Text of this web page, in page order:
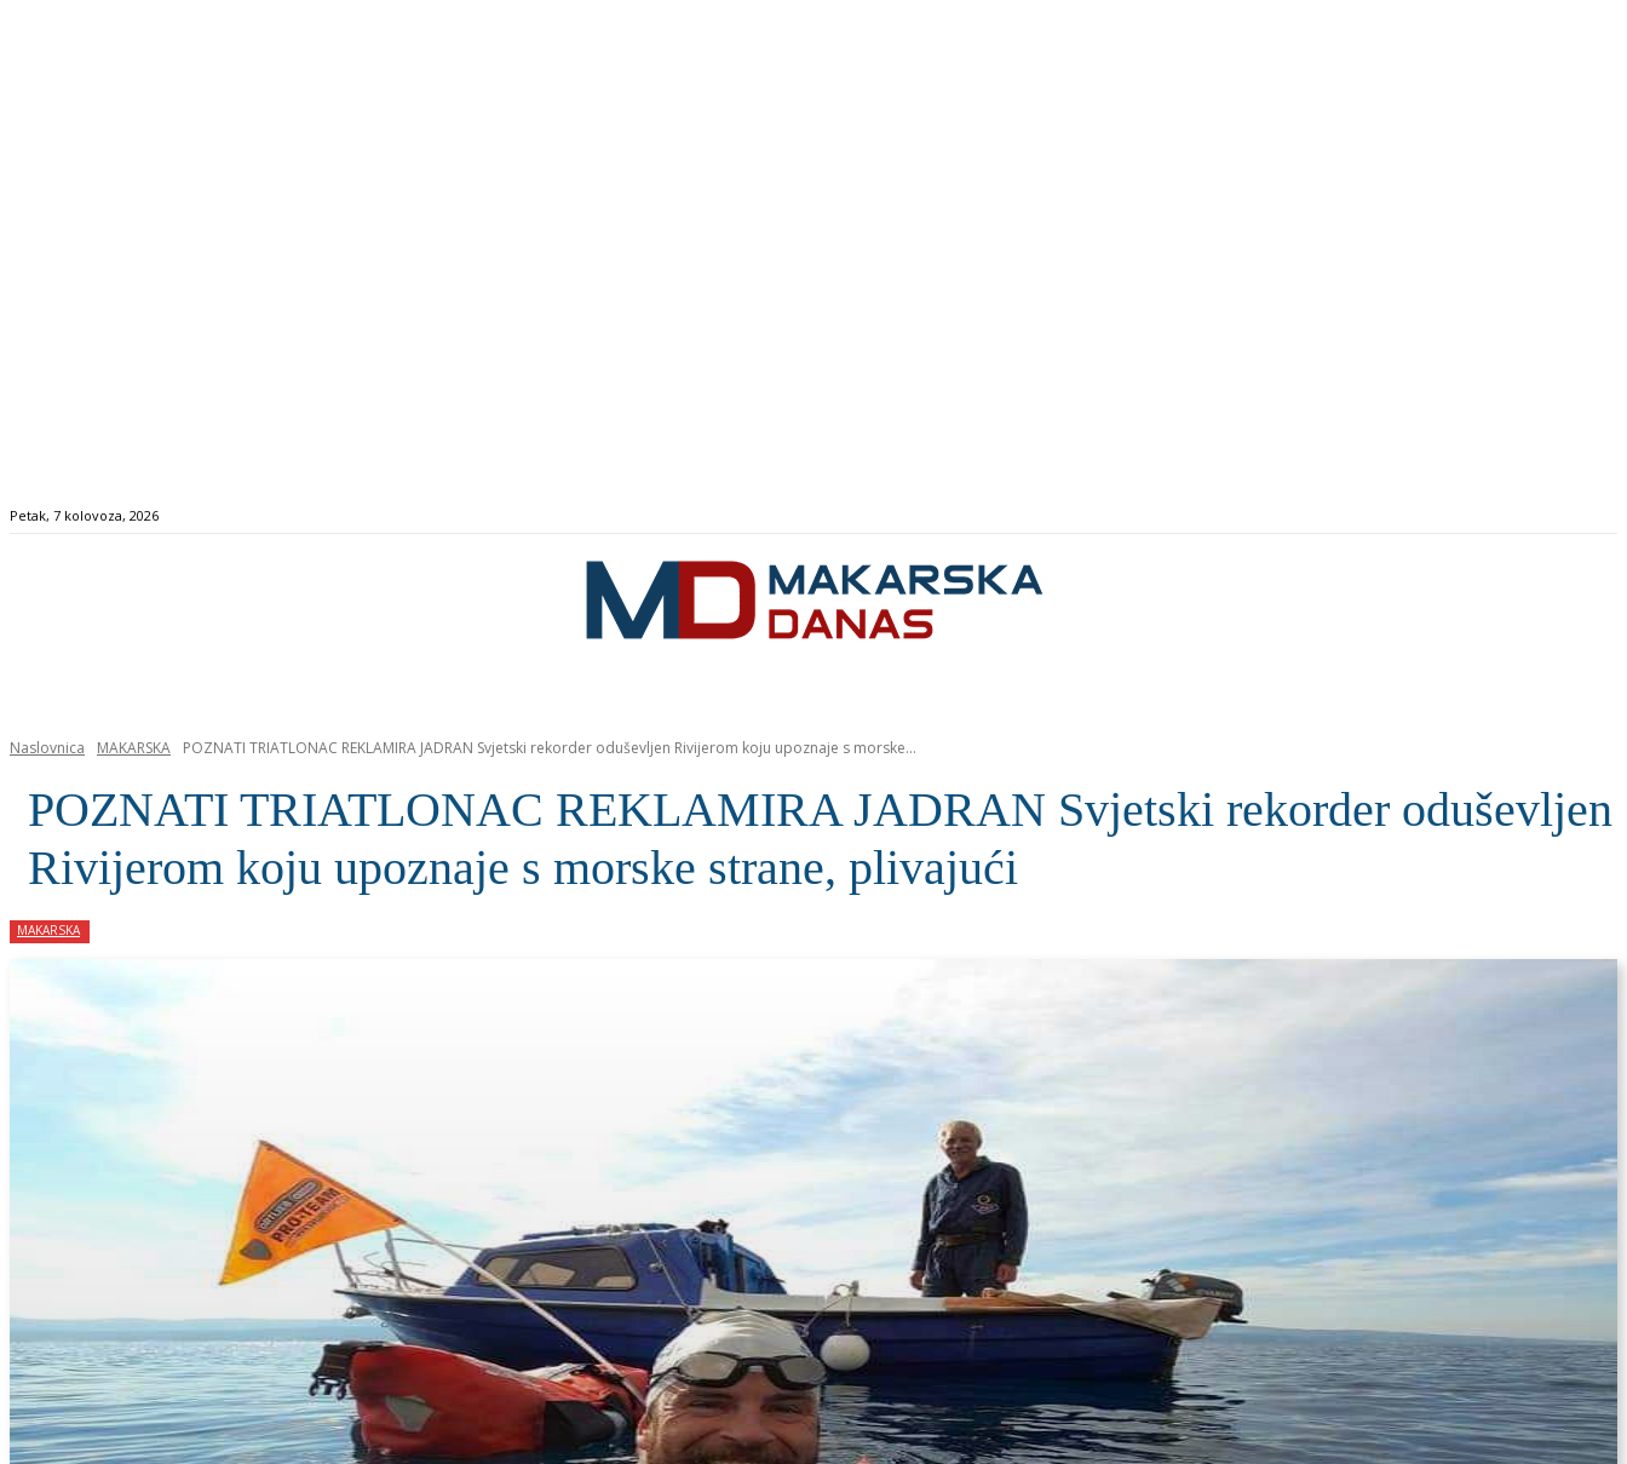
Petak, 7 kolovoza, 2026
Naslovnica MAKARSKA POZNATI TRIATLONAC REKLAMIRA JADRAN Svjetski rekorder oduševljen Rivijerom koju upoznaje s morske...
POZNATI TRIATLONAC REKLAMIRA JADRAN Svjetski rekorder oduševljen
Rivijerom koju upoznaje s morske strane, plivajući
MAKARSKA